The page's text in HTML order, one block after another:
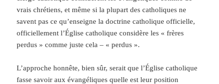
vrais chrétiens, et même si la plupart des catholiques ne
savent pas ce qu’enseigne la doctrine catholique officielle,
officiellement l’Église catholique considère les « frères
perdus » comme juste cela – « perdus ».
L’approche honnête, bien sûr, serait que l’Église catholique
fasse savoir aux évangéliques quelle est leur position